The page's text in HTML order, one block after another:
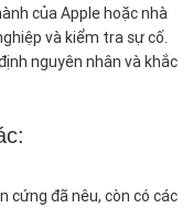
của Apple hoặc nhà
và kiểm tra sự cố.
nguyên nhân và khắc
cứng đã nêu, còn có các